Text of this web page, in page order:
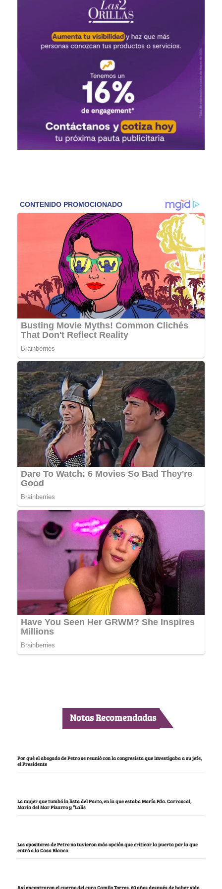
Notas Recomendadas
Por qué el abogado de Petro se reunió con la congresista que investigaba a su jefe,
el Presidente
La mujer que tumbó la lista del Pacto, en la que estaba María Fda. Carrascal,
María del Mar Pizarro y “Lalis
Los opositores de Petro no tuvieron más opción que criticar la puerta por la que
entró a la Casa Blanca